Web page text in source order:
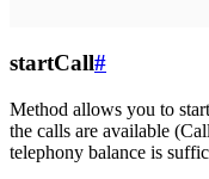
startCall#
Method allows you to
the calls are available
telephony balance is